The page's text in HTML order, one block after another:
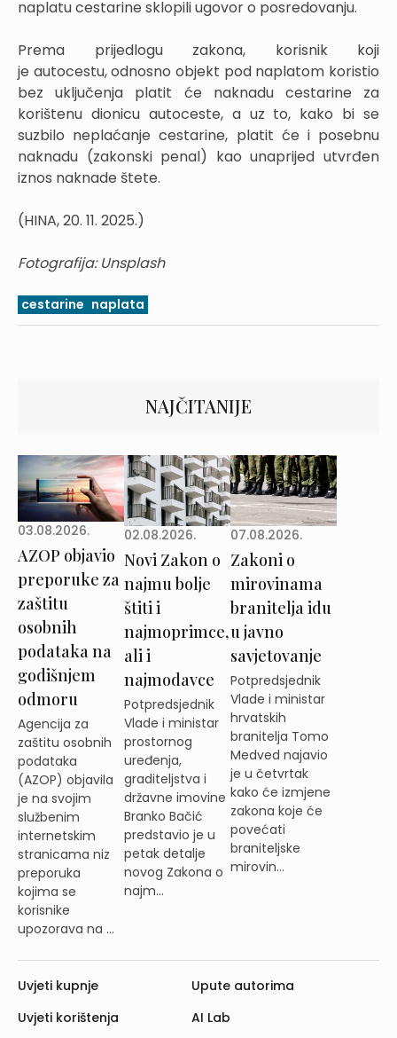
naplatu cestarine sklopili ugovor o posredovanju.
Prema prijedlogu zakona, korisnik koji
je autocestu, odnosno objekt pod naplatom koristio
bez uključenja platit će naknadu cestarine za
korištenu dionicu autoceste, a uz to, kako bi se
suzbilo neplaćanje cestarine, platit će i posebnu
naknadu (zakonski penal) kao unaprijed utvrđen
iznos naknade štete.
(HINA, 20. 11. 2025.)
Fotografija: Unsplash
cestarine naplata
NAJČITANIJE
03.08.2026.
AZOP objavio
preporuke za
zaštitu
osobnih
podataka na
godišnjem
odmoru
Agencija za
zaštitu osobnih
podataka
(AZOP) objavila
je na svojim
službenim
internetskim
stranicama niz
preporuka
kojima se
korisnike
upozorava na ...
02.08.2026.
Novi Zakon o
najmu bolje
štiti i
najmoprimce,
ali i
najmodavce
Potpredsjednik
Vlade i ministar
prostornog
uređenja,
graditeljstva i
državne imovine
Branko Bačić
predstavio je u
petak detalje
novog Zakona o
najm...
07.08.2026.
Zakoni o
mirovinama
branitelja idu
u javno
savjetovanje
Potpredsjednik
Vlade i ministar
hrvatskih
branitelja Tomo
Medved najavio
je u četvrtak
kako će izmjene
zakona koje će
povećati
braniteljske
mirovin...
Uvjeti kupnje
Uvjeti korištenja
Upute autorima
AI Lab